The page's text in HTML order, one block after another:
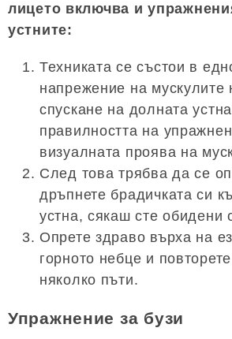
лицето включва и
устните:
Техниката се състои в
напрежение на мускулите
спускане на долната
правилността на
визуалната проява на
След това трябва да се
дръпнете брадичката си
устна, сякаш сте обидени
Опрете здраво върха на
горното небце и
няколко пъти.
Упражнение за бузи